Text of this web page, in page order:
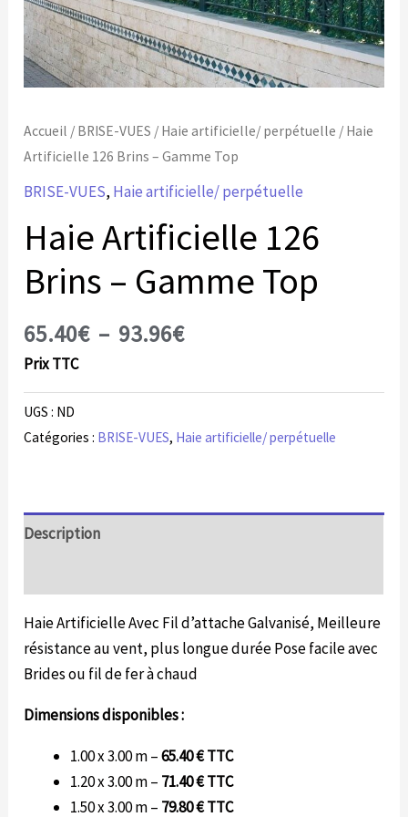
Accueil / BRISE-VUES / Haie artificielle/ perpétuelle / Haie
Artificielle 126 Brins – Gamme Top
BRISE-VUES, Haie artificielle/ perpétuelle
Haie Artificielle 126
Brins – Gamme Top
65.40€ – 93.96€
Prix TTC
UGS : ND
Catégories : BRISE-VUES, Haie artificielle/ perpétuelle
Description
Haie Artificielle Avec Fil d’attache Galvanisé, Meilleure
résistance au vent, plus longue durée Pose facile avec
Brides ou fil de fer à chaud
Dimensions disponibles :
1.00 x 3.00 m –65.40 € TTC
1.20 x 3.00 m – 71.40 € TTC
1.50 x 3.00 m – 79.80 € TTC